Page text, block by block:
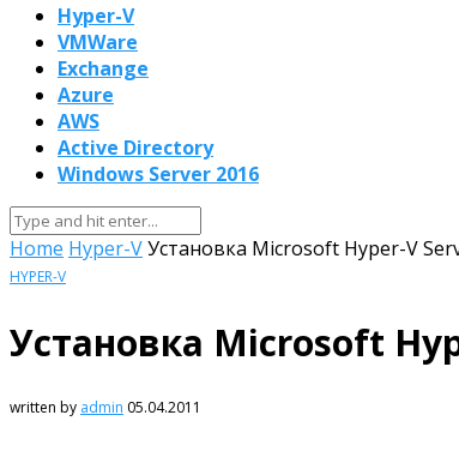
Hyper-V
VMWare
Exchange
Azure
AWS
Active Directory
Windows Server 2016
Home Hyper-VУстановка Microsoft Hyper-V
HYPER-V
Установка Microsoft
written by admin 05.04.2011